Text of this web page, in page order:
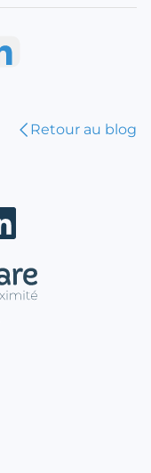
Retour au blog